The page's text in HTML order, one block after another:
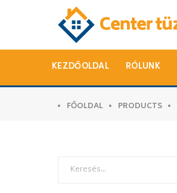
KEZDŐOLDAL RÓLUNK
FŐOLDAL PRODUCTS
for: